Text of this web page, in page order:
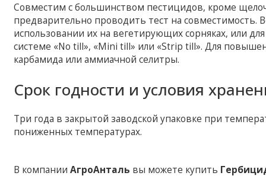
Совместим с большинством пестицидов, кроме
предварительно проводить тест на
использовании их на вегетирующих сорняках, или
системе «No till», «Mini till» или «Strip till». Для
карбамида или аммиачной селитры.
Срок годности и условия
Три года в закрытой заводской упаковке при
пониженных температурах.
В компанииАгроАнталь вы можете купить